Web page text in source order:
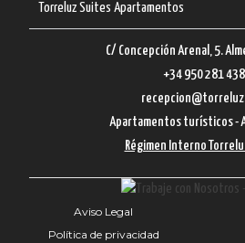
Torreluz Suites Apartamentos
C/ Concepción Arenal, 5.
+34 950 281 438
Apartamentos turísticos -
Régimen Interno
Aviso Legal
Política de privacidad